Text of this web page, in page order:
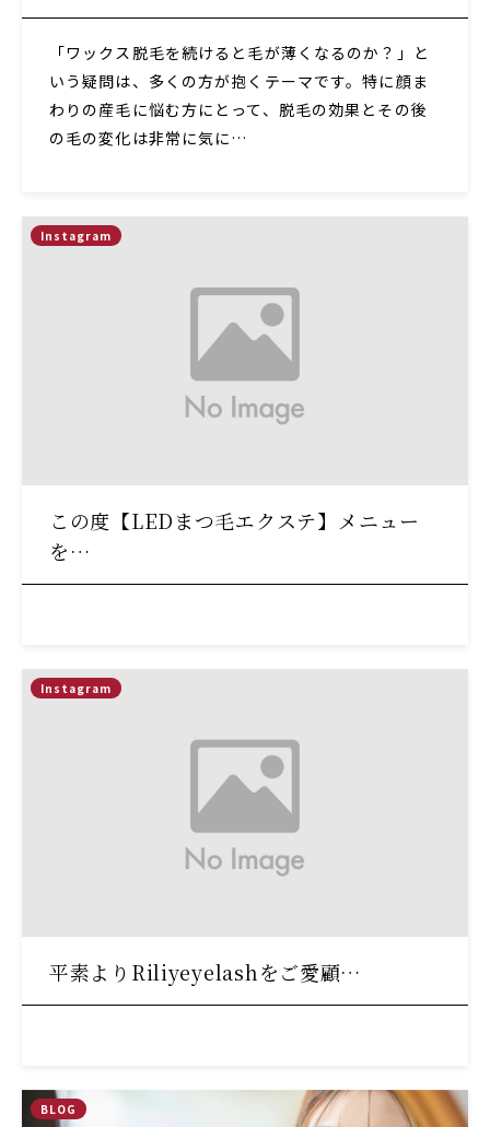
「ワックス脱毛を続けると毛が薄くなるのか？」と
いう疑問は、多くの方が抱くテーマです。特に顔ま
わりの産毛に悩む方にとって、脱毛の効果とその後
の毛の変化は非常に気に…
Instagram
この度【LEDまつ毛エクステ】メニュー
を…
Instagram
平素よりRiliyeyelashをご愛顧…
BLOG